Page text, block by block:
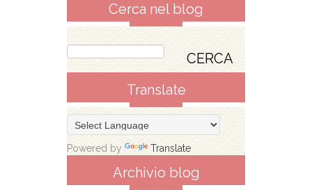
Cerca nel blog
Translate
Powered by Translate
Archivio blog